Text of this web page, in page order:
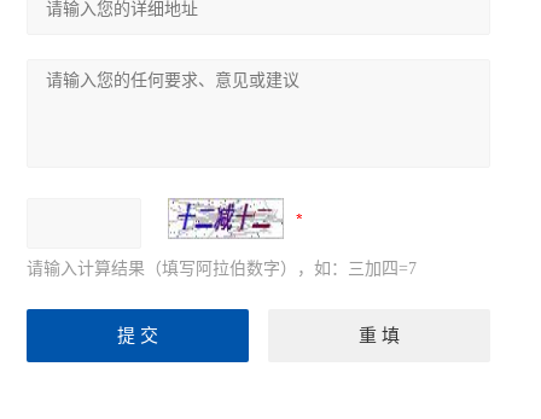
请输入计算结果（填写阿拉伯数字），如：三加四=7